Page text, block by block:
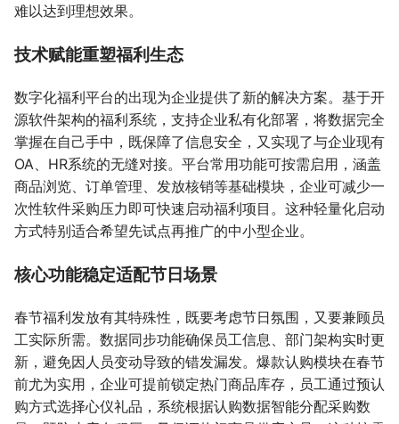
难以达到理想效果。
技术赋能重塑福利生态
数字化福利平台的出现为企业提供了新的解决方案。基于开
源软件架构的福利系统，支持企业私有化部署，将数据完全
掌握在自己手中，既保障了信息安全，又实现了与企业现有
OA、HR系统的无缝对接。平台常用功能可按需启用，涵盖
商品浏览、订单管理、发放核销等基础模块，企业可减少一
次性软件采购压力即可快速启动福利项目。这种轻量化启动
方式特别适合希望先试点再推广的中小型企业。
核心功能稳定适配节日场景
春节福利发放有其特殊性，既要考虑节日氛围，又要兼顾员
工实际所需。数据同步功能确保员工信息、部门架构实时更
新，避免因人员变动导致的错发漏发。爆款认购模块在春节
前尤为实用，企业可提前锁定热门商品库存，员工通过预认
购方式选择心仪礼品，系统根据认购数据智能分配采购数